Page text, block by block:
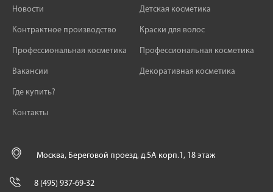
Новости
Контрактное производство
Профессиональная косметика
Вакансии
Где купить?
Контакты
Детская косметика
Краски для волос
Профессиональная косметика
Декоративная косметика
Москва, Береговой проезд, д.5А корп.1, 18 этаж
8 (495) 937-69-32